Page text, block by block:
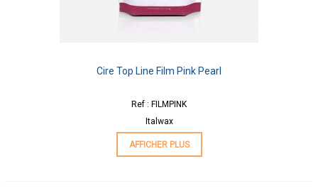
Cire Top Line Film Pink Pearl
Ref : FILMPINK
Italwax
AFFICHER PLUS